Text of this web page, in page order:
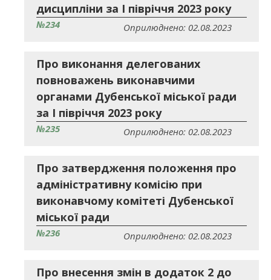
дисципліни за I півріччя 2023 року
№234 Оприлюднено: 02.08.2023
Про виконання делегованих
повноважень виконавчими
органами Дубенської міської ради
за I півріччя 2023 року
№235 Оприлюднено: 02.08.2023
Про затвердження положення про
адміністративну комісію при
виконавчому комітеті Дубенської
міської ради
№236 Оприлюднено: 02.08.2023
Про внесення змін в додаток 2 до